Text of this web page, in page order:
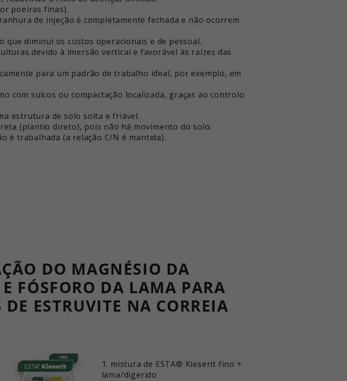
poeiras finas).
de injeção é completamente fechada e não ocorrem
diminui os custos operacionais e de pessoal.
devido à imersão vertical e favorável às raízes das
para um padrão de trabalho ideal, por exemplo, em
com sulcos ou compactação localizada, graças ao controlo
estrutura de solo solta e friável.
(plantio direto), pois não há movimento do solo.
é trabalhada (a relação C/N é mantida).
DO MAGNÉSIO DA
FÓSFORO DA LAMA PARA
DE ESTRUVITE NA CORREIA
1. mistura de ESTA® Kieserit fino +
lama/digerido